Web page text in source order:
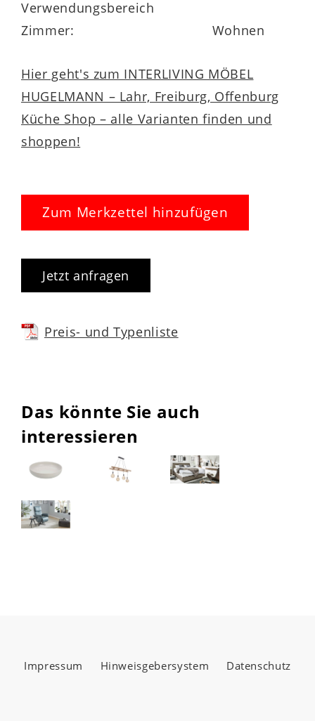
Verwendungsbereich
Zimmer:
Wohnen
Hier geht's zum INTERLIVING MÖBEL
HUGELMANN – Lahr, Freiburg, Offenburg
Küche Shop – alle Varianten finden und
shoppen!
Zum Merkzettel hinzufügen
Jetzt anfragen
Preis- und Typenliste
Das könnte Sie auch
interessieren
Impressum Hinweisgebersystem Datenschutz